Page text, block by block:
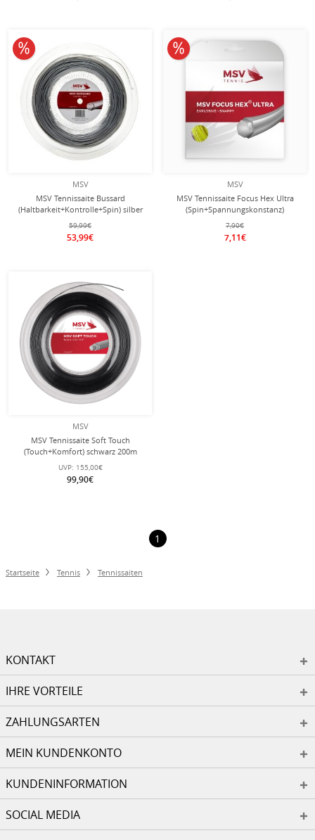
MSV
MSV Tennissaite Bussard
(Haltbarkeit+Kontrolle+Spin) silber
200m Rolle
59,99€
53,99€
10% reduziert
MSV
MSV Tennissaite Focus Hex Ultra
(Spin+Spannungskonstanz)
neongelb 12m Set
7,90€
7,11€
10% reduziert
MSV
MSV Tennissaite Soft Touch
(Touch+Komfort) schwarz 200m
Rolle
UVP: 155,00€
99,90€
1
Startseite Tennis Tennissaiten
KONTAKT
IHRE VORTEILE
ZAHLUNGSARTEN
MEIN KUNDENKONTO
KUNDENINFORMATION
SOCIAL MEDIA